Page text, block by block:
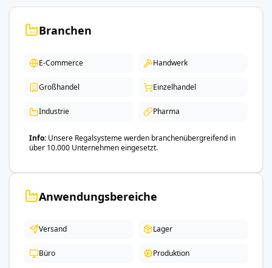
Branchen
E-Commerce Handwerk
Großhandel Einzelhandel
Industrie Pharma
Info Unsere Regalsysteme werden branchenübergreifend in
über 10.000 Unternehmen eingesetzt.
Anwendungsbereiche
Versand Lager
Büro Produktion